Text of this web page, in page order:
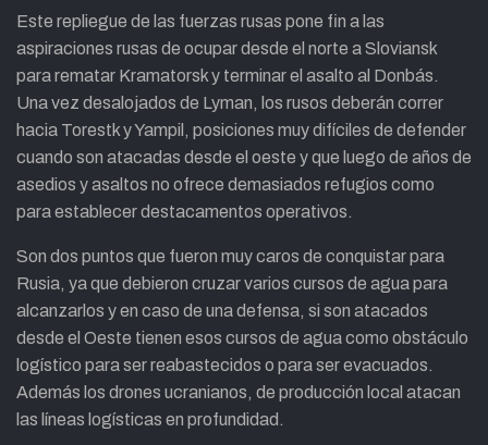
Este repliegue de las fuerzas rusas pone fin a las
aspiraciones rusas de ocupar desde el norte a Sloviansk
para rematar Kramatorsk y terminar el asalto al Donbás.
Una vez desalojados de Lyman, los rusos deberán correr
hacia Torestk y Yampil, posiciones muy difíciles de defender
cuando son atacadas desde el oeste y que luego de años de
asedios y asaltos no ofrece demasiados refugios como
para establecer destacamentos operativos.
Son dos puntos que fueron muy caros de conquistar para
Rusia, ya que debieron cruzar varios cursos de agua para
alcanzarlos y en caso de una defensa, si son atacados
desde el Oeste tienen esos cursos de agua como obstáculo
logístico para ser reabastecidos o para ser evacuados.
Además los drones ucranianos, de producción local atacan
las líneas logísticas en profundidad.